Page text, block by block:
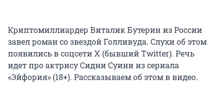
Криптомиллиардер Виталик Бутерин из России
завел роман со звездой Голливуда. Слухи об этом
появились в соцсети Х (бывший Twitter). Речь
идет про актрису Сидни Суини из сериала
«Эйфория» (18+). Рассказываем об этом в видео.